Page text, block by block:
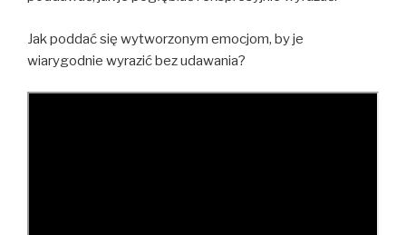
Jak poddać się wytworzonym emocjom, by je
wiarygodnie wyrazić bez udawania?